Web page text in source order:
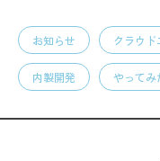
お知らせ クラウド
内製開発 やってみ